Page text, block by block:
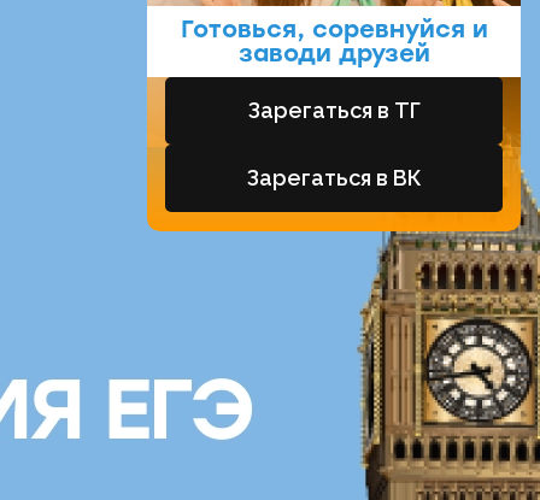
Готовься, соревнуйся и
заводи друзей
Зарегаться в ТГ
Зарегаться в ВК